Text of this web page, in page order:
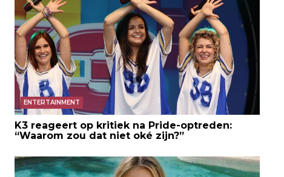
ENTERTAINMENT
K3 reageert op kritiek na Pride-optreden:
“Waarom zou dat niet oké zijn?”